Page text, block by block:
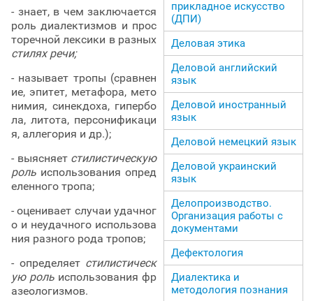
- знает, в чем заключается
роль диалектизмов и прос
торечной лексики в разных
стилях речи;
- называет тропы (сравнен
ие, эпитет, метафора, мето
нимия, синекдоха, гипербо
ла, литота, персонификаци
я, аллегория и др.);
- выясняет стилистическую
роль использования опред
еленного тропа;
- оценивает случаи удачног
о и неудачного использова
ния разного рода тропов;
- определяет стилистическ
ую роль использования фр
азеологизмов.
прикладное искусство
(ДПИ)
Деловая этика
Деловой английский
язык
Деловой иностранный
язык
Деловой немецкий язык
Деловой украинский
язык
Делопроизводство.
Организация работы с
документами
Дефектология
Диалектика и
методология познания